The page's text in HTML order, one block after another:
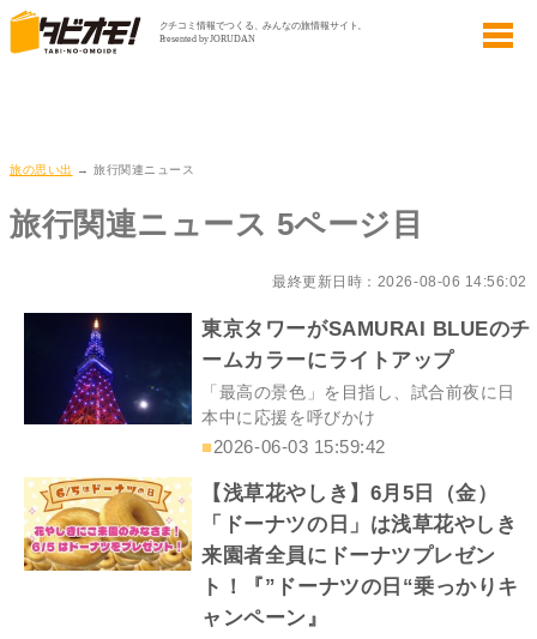
旅の思い出 → 旅行関連ニュース
旅行関連ニュース 5ページ目
最終更新日時：2026-08-06 14:56:02
東京タワーがSAMURAI BLUEのチ
ームカラーにライトアップ
「最高の景色」を目指し、試合前夜に日
本中に応援を呼びかけ
■2026-06-03 15:59:42
【浅草花やしき】6月5日（金）
「ドーナツの日」は浅草花やしき
来園者全員にドーナツプレゼン
ト！『”ドーナツの日“乗っかりキ
ャンペーン』